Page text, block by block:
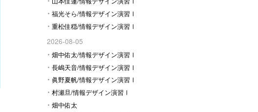
福光そら/情報デザイン演習Ⅰ
重松佳穏/情報デザイン演習Ⅰ
2026-08-05
畑中佑太/情報デザイン演習Ⅰ
長嶋天音/情報デザイン演習Ⅰ
眞野夏帆/情報デザイン演習Ⅰ
村瀬旦/情報デザイン演習Ⅰ
畑中佑太